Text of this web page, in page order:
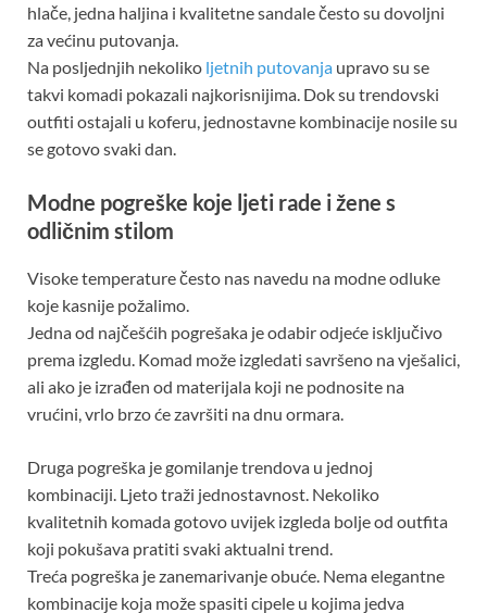
hlače, jedna haljina i kvalitetne sandale često su dovoljni
za većinu putovanja.
Na posljednjih nekoliko ljetnih putovanja upravo su se
takvi komadi pokazali najkorisnijima. Dok su trendovski
outfiti ostajali u koferu, jednostavne kombinacije nosile su
se gotovo svaki dan.
Modne pogreške koje ljeti rade i žene s
odličnim stilom
Visoke temperature često nas navedu na modne odluke
koje kasnije požalimo.
Jedna od najčešćih pogrešaka je odabir odjeće isključivo
prema izgledu. Komad može izgledati savršeno na vješalici,
ali ako je izrađen od materijala koji ne podnosite na
vrućini, vrlo brzo će završiti na dnu ormara.
Druga pogreška je gomilanje trendova u jednoj
kombinaciji. Ljeto traži jednostavnost. Nekoliko
kvalitetnih komada gotovo uvijek izgleda bolje od outfita
koji pokušava pratiti svaki aktualni trend.
Treća pogreška je zanemarivanje obuće. Nema elegantne
kombinacije koja može spasiti cipele u kojima jedva